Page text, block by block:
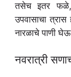
तसेच इतर फळे,
उपवासाचा
नारळाचे पाणी
नवरात्री